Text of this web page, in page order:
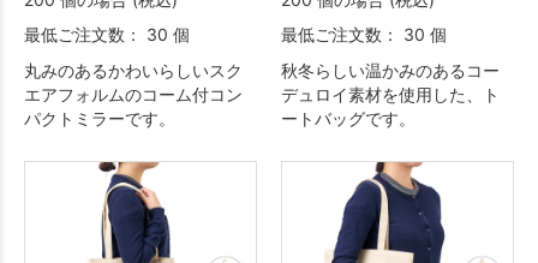
最低ご注文数： 30 個
丸みのあるかわいらしいスク
エアフォルムのコーム付コン
パクトミラーです。
最低ご注文数： 30 個
秋冬らしい温かみのあるコー
デュロイ素材を使用した、ト
ートバッグです。